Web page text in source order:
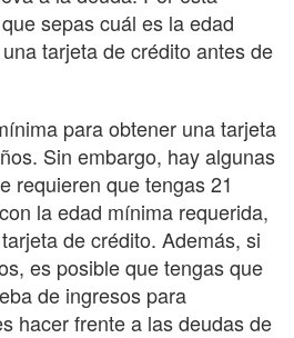
sepas cuál es la edad
tarjeta de crédito antes de
para obtener una tarjeta
Sin embargo, hay algunas
requieren que tengas 21
la edad mínima requerida,
de crédito. Además, si
es posible que tengas que
de ingresos para
hacer frente a las deudas de